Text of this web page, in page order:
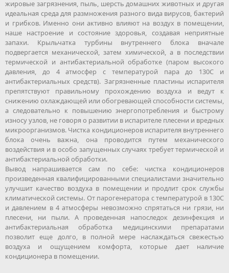
жировые загрязнения, пыль, шерсть домашних животных и другая
идеальная среда для размножения разного вида вирусов, бактерий
и грибков. Именно они активно влияют на воздух в помещении,
наше настроение и состояние здоровья, создавая неприятные
запахи. Крыльчатка турбины внутреннего блока вначале
подвергается механической, затем химической, а в последствии
термической и антибактериальной обработке (паром высокого
давления, до 4 атмосфер с температурой пара до 130С и
антибактериальных средств). Загрязненные пластины испарителя
препятствуют правильному прохождению воздуха и ведут к
снижению охлаждающей или обогревающей способности системы,
а следовательно к повышению энергопотребления и быстрому
износу узлов, не говоря о развитии в испарителе плесени и вредных
микроорганизмов. Чистка кондиционеров испарителя внутреннего
блока очень важна, она проводится путем механического
воздействия и в особо запущенных случаях требует термической и
антибактериальной обработки.
Вывод напрашивается сам по себе: чистка кондиционеров
произведенная квалифицированными специалистами значительно
улучшит качество воздуха в помещении и продлит срок службы
климатической системы. От парогенератора с температурой в 130С
и давлением в 4 атмосферы невозможно спрятаться ни грязи, ни
плесени, ни пыли. А проведенная напоследок дезинфекция и
антибактериальная обработка медицинскими препаратами
позволит еще долго, в полной мере наслаждаться свежестью
воздуха и ощущением комфорта, которые дает наличие
кондиционера в помещении.